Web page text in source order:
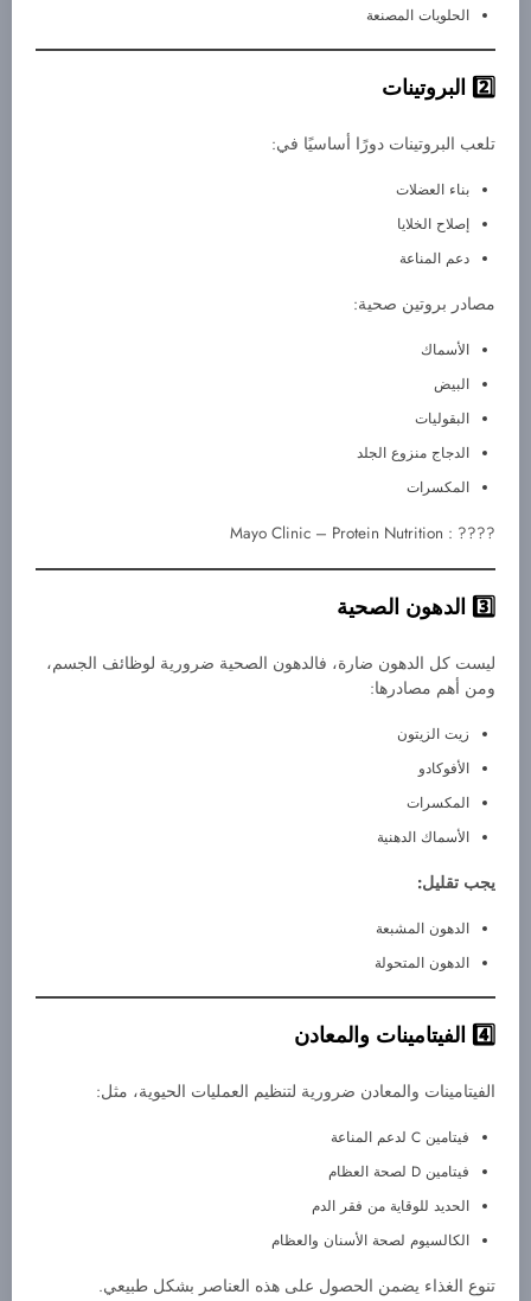
الحلويات المصنعة
البروتينات
تلعب البروتينات دورًا أساسيًا في:
بناء العضلات
إصلاح الخلايا
دعم المناعة
مصادر بروتين صحية:
الأسماك
البيض
البقوليات
الدجاج منزوع الجلد
المكسرات
???? : Mayo Clinic – Protein Nutrition
الدهون الصحية
ليست كل الدهون ضارة، فالدهون الصحية ضرورية لوظائف الجسم،
ومن أهم مصادرها:
زيت الزيتون
الأفوكادو
المكسرات
الأسماك الدهنية
يجب تقليل:
الدهون المشبعة
الدهون المتحولة
الفيتامينات والمعادن
الفيتامينات والمعادن ضرورية لتنظيم العمليات الحيوية، مثل:
فيتامين C لدعم المناعة
فيتامين D لصحة العظام
الحديد للوقاية من فقر الدم
الكالسيوم لصحة الأسنان والعظام
تنوع الغذاء يضمن الحصول على هذه العناصر بشكل طبيعي.